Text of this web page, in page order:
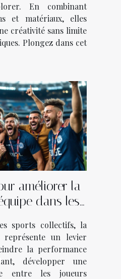
En combinant
et matériaux, elles
créativité sans limite
Plongez dans cet
améliorer la
dans les
sports collectifs, la
représente un levier
la performance
développer une
entre les joueurs